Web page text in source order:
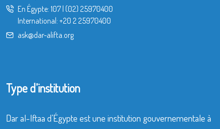
En Égypte: 107| (02) 25970400
International: +20 2 25970400
ask@dar-alifta.org
Type d’institution
Dar al-Iftaa d’Égypte est une institution gouvernementale à